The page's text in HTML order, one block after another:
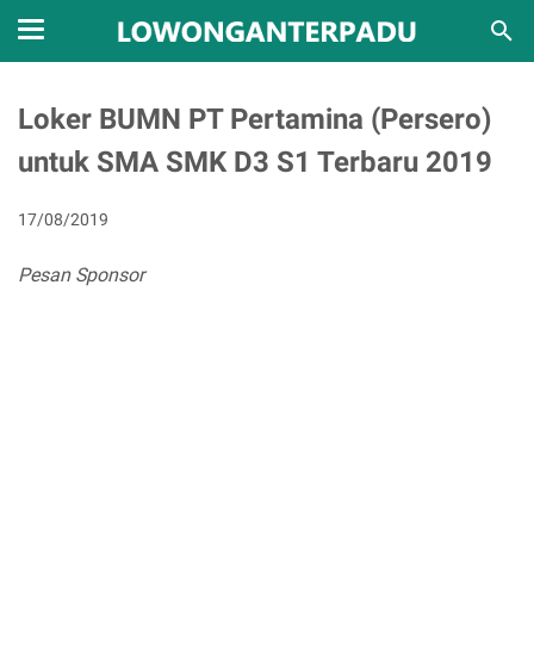
Loker BUMN PT Pertamina (Persero)
untuk SMA SMK D3 S1 Terbaru 2019
17/08/2019
Pesan Sponsor